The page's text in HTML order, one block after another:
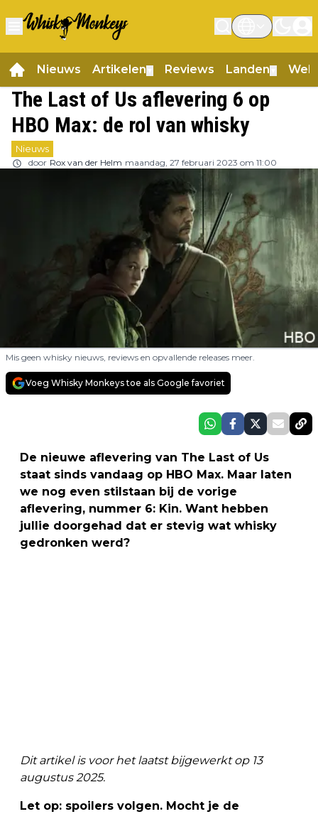
Nieuws Artikelen Reviews Landen
The Last of Us aflevering 6 op
HBO Max: de rol van whisky
Nieuws
door Rox van der Helm maandag, 27 februari 2023 om 11:00
Mis geen whisky nieuws, reviews en opvallende releases meer.
Voeg Whisky Monkeys toe als Google favoriet
De nieuwe aflevering van The Last of Us
staat sinds vandaag op HBO Max. Maar laten
we nog even stilstaan bij de vorige
aflevering, nummer 6: Kin. Want hebben
jullie doorgehad dat er stevig wat whisky
gedronken werd?
Dit artikel is voor het laatst bijgewerkt op 13
augustus 2025.
Let op: spoilers volgen. Mocht je de